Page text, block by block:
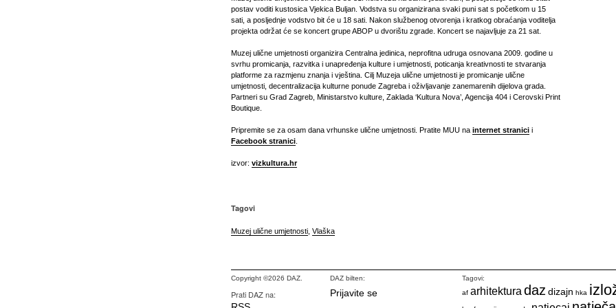
postav voditi kustosica Vjekica Buljan. Vodstva su organizirana svaki puni sat s početkom u 15
sati, a posljednje vodstvo bit će u 18 sati. Nakon službenog otvorenja i kratkog obraćanja voditelja
projekta održat će se koncert grupe ABOP u dvorištu zgrade. Koncert se najavljuje za 21 sat.
Muzej ulične umjetnosti organizira Centralna jedinica, neprofitna udruga osnovana 2009. godine u
svrhu promicanja, razvitka i unapređenja kulture i umjetnosti, poticanja kreativnosti te stvaranja
platforme za razmjenu znanja i vještina. Cilj Muzeja ulične umjetnosti je promicanje ulične
umjetnosti, decentralizacija kulturne ponude Zagreba i oživljavanje zanemarenih dijelova grada.
Partneri su Grad Zagreb, Ministarstvo kulture, Zaklada ‘Kultura Nova’, Agencija 404 i Cerovski Print
Boutique.
Pripremite se za osam dana vrhunske ulične umjetnosti. Pratite MUU na internet stranici i
Facebook stranici
izvor: vizkultura.hr
Tagovi
Muzej ulične umjetnosti Vlaška
Copyright ©2026 DAZ.
Prati DAZ na:
DAZ bilten:
Prijavite se
Tagovi:
af arhitektura daz dizajn hka